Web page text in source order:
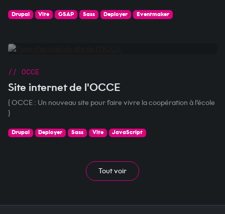
Tout voir
Drupal Vite GSAP Sass Deployer Eventmaker
// OCCE
Site internet de l'OCCE
{ OCCE : Un nouveau site pour faire vivre la coopération à l’école
}
Drupal Deployer Sass Vite JavaScript